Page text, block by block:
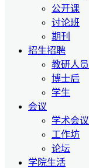
公开课
讨论班
期刊
招生招聘
教研人员
博士后
学生
会议
学术会议
工作坊
论坛
学院生活